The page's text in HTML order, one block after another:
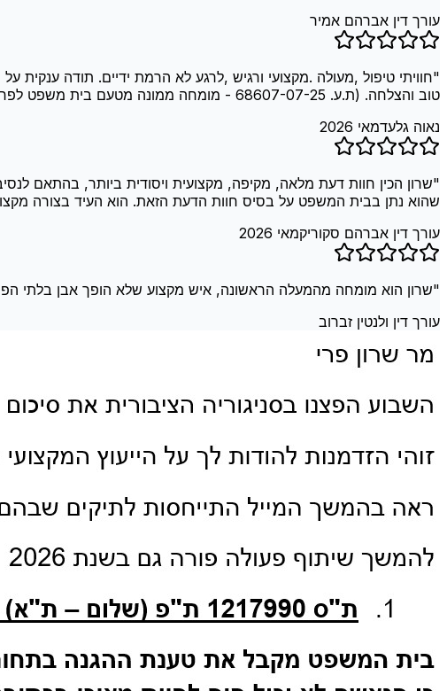
עורך דין אברהם אמיר
"חוויתי טיפול ,מעולה .מקצועי ורגיש ,לרגע לא הרמת ידיים. תודה
טוב והצלחה. (ת.ע. 68607-07-25 - מומחה ממונה מטעם בית משפט לפריצת טלפון נייד)
נאוה גלעדמאי 2026
"שרון הכין חוות דעת מלאה, מקיפה, מקצועית ויסודית ביותר, בהתאם
שהוא נתן בבית המשפט על בסיס חוות הדעת הזאת. הוא העיד בצורה מקצועית, ובית
עורך דין אברהם סקוריקמאי 2026
"שרון הוא מומחה מהמעלה הראשונה, איש מקצוע שלא הופך אבן בלתי הפוכה.
עורך דין ולנטין זברוב